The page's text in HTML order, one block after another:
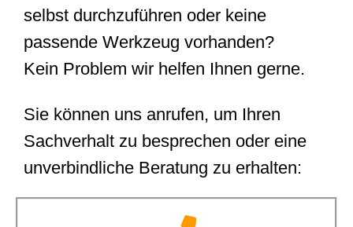
selbst durchzuführen oder keine
passende Werkzeug vorhanden?
Kein Problem wir helfen Ihnen gerne.
Sie können uns anrufen, um Ihren
Sachverhalt zu besprechen oder eine
unverbindliche Beratung zu erhalten: